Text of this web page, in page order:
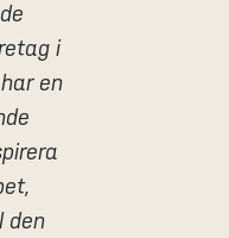
i
en
den